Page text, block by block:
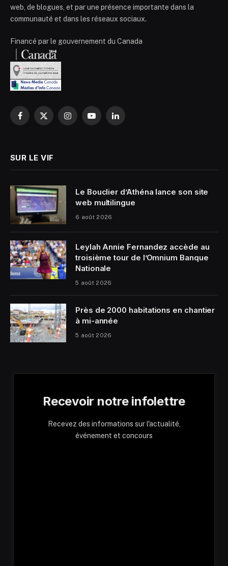
web, de blogues, et par une présence importante dans la
communauté et dans les réseaux sociaux.
Financé par le gouvernement du Canada
Facebook
X
InstagramYouTubeLinkedIn
SUR LE VIF
Le Bouclier d’Athéna lance son site
web multilingue
6 août 2026
Leylah Annie Fernandez accède au
troisième tour de l’Omnium Banque
Nationale
5 août 2026
Près de 2000 habitations en chantier
à mi-année
5 août 2026
Recevoir notre infolettre
Recevez des informations sur l'actualité,
événement et concours